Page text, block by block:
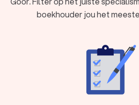
boekhouder jou het